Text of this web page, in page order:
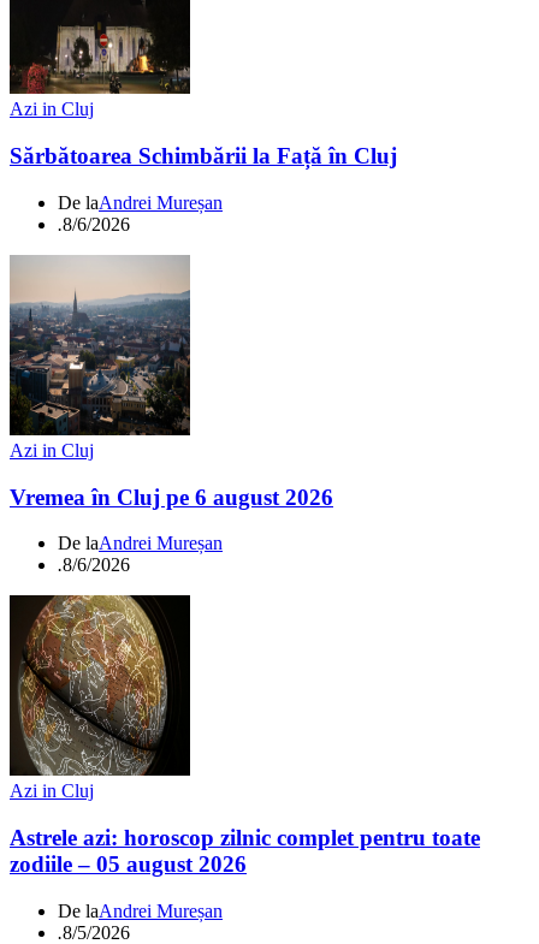
Azi in Cluj
Sărbătoarea Schimbării la Față în Cluj
De laAndrei Mureșan
.8/6/2026
Azi in Cluj
Vremea în Cluj pe 6 august 2026
De laAndrei Mureșan
.8/6/2026
Azi in Cluj
Astrele azi: horoscop zilnic complet pentru toate
zodiile – 05 august 2026
De laAndrei Mureșan
.8/5/2026